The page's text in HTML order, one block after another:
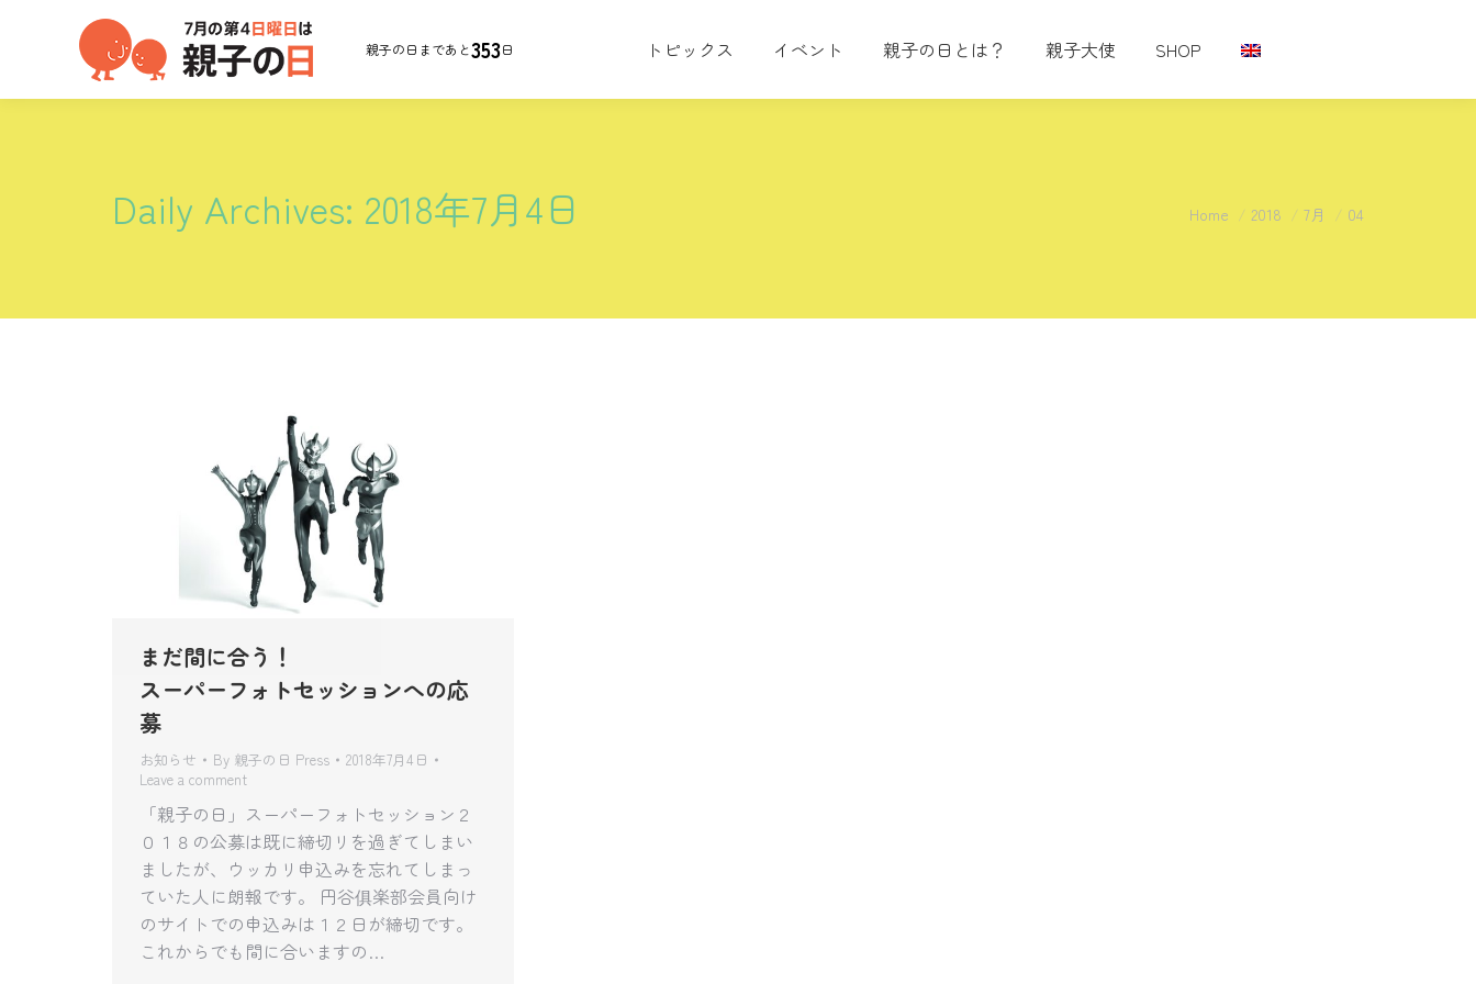
親子の日まであと353日 トピックス イベント 親子の日とは？ 親子大使 SHOP
Daily Archives: 2018年7月4日 You are here:
Home 2018 7月 04
まだ間に合う！
スーパーフォトセッションへの応
募
お知らせ By 親子の日 Press
2018年7月4日
Leave a comment
「親子の日」スーパーフォトセッション２
０１８の公募は既に締切リを過ぎてしまい
ましたが、ウッカリ申込みを忘れてしまっ
ていた人に朗報です。 円谷俱楽部会員向け
のサイトでの申込みは１２日が締切です。
これからでも間に合いますの…